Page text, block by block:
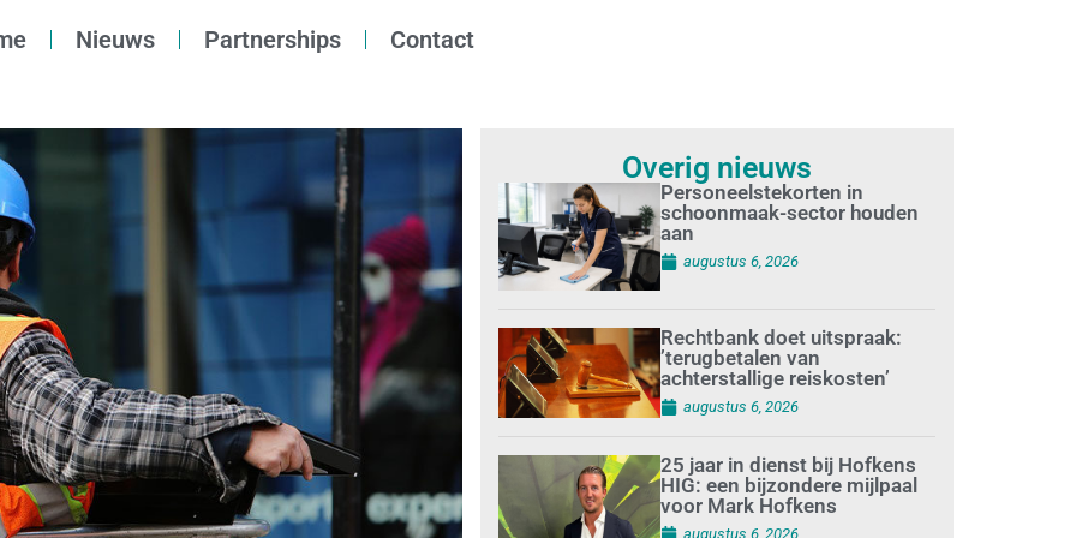
Nieuws Partnerships Contact
Overig nieuws
Personeelstekorten in
schoonmaak-sector houden
aan
augustus 6, 2026
Rechtbank doet uitspraak:
’terugbetalen van
achterstallige reiskosten’
augustus 6, 2026
25 jaar in dienst bij Hofkens
HIG: een bijzondere mijlpaal
voor Mark Hofkens
augustus 6, 2026